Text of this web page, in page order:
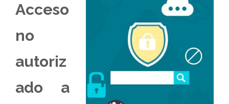
Acceso
no
autoriz
ado a